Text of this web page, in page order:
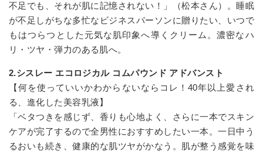
不足でも、それが肌に記憶されない！」（松本さん）。睡眠
が不足しがちな多忙なビジネスパーソンに贈りたい、いつで
もはつらつとした元気な肌印象へ導くクリーム。濃密なハ
リ・ツヤ・弾力のある肌へ。
2.シスレー エコロジカル コムパウンド アドバンスト
【何を使っていいかわからないならコレ！40年以上愛され
る、進化した美容乳液】
「ベタつきを感じず、香りも心地よく、さらに一本でスキン
ケアが完了するので全男性におすすめしたい一本。一日中う
るおいも続き、健康的な肌ツヤがかなう。肌が整う感覚を味